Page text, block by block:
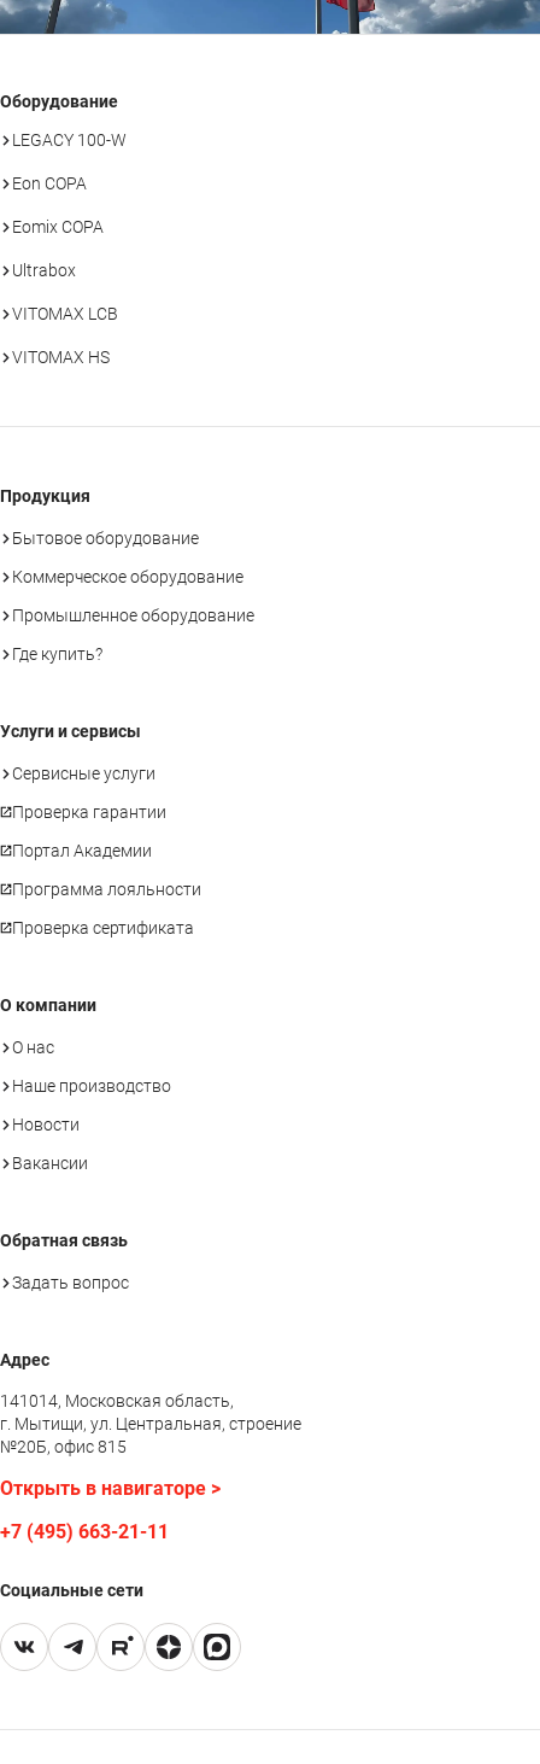
Оборудование
LEGACY 100-W
Eon COPA
Eomix COPA
Ultrabox
VITOMAX LCB
VITOMAX HS
Продукция
Бытовое оборудование
Коммерческое оборудование
Промышленное оборудование
Где купить?
Услуги и сервисы
Сервисные услуги
Проверка гарантии
Портал Академии
Программа лояльности
Проверка сертификата
О компании
О нас
Наше производство
Новости
Вакансии
Обратная связь
Задать вопрос
Адрес
141014, Московская область,
г. Мытищи, ул. Центральная, строение
№20Б, офис 815
Открыть в навигаторе >
+7 (495) 663-21-11
Социальные сети